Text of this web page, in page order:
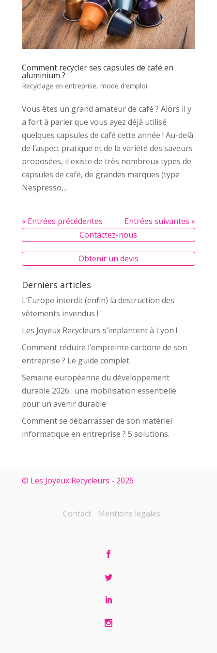
Comment recycler ses capsules de café en
aluminium ?
Recyclage en entreprise, mode d'emploi
Vous êtes un grand amateur de café ? Alors il y
a fort à parier que vous ayez déjà utilisé
quelques capsules de café cette année ! Au-delà
de l’aspect pratique et de la variété des saveurs
proposées, il existe de très nombreux types de
capsules de café, de grandes marques (type
Nespresso,...
« Entrées précédentes
Entrées suivantes »
Contactez-nous
Obtenir un devis
Derniers articles
L’Europe interdit (enfin) la destruction des
vêtements invendus !
Les Joyeux Recycleurs s’implantent à Lyon !
Comment réduire l’empreinte carbone de son
entreprise ? Le guide complet.
Semaine européenne du développement
durable 2026 : une mobilisation essentielle
pour un avenir durable
Comment se débarrasser de son matériel
informatique en entreprise ? 5 solutions.
© Les Joyeux Recycleurs - 2026
Contact Mentions légales